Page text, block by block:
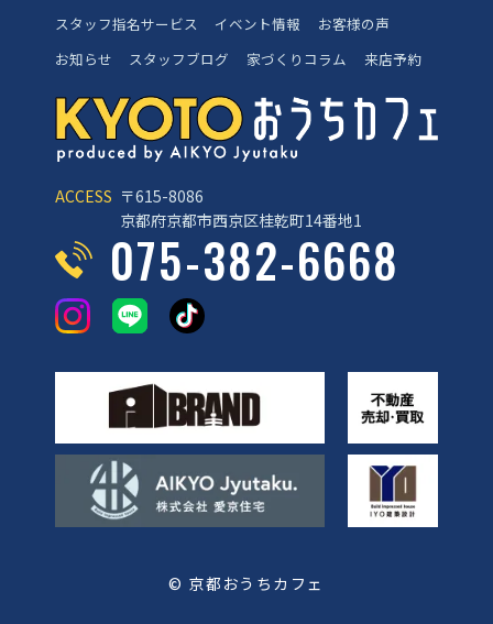
ACCESS 〒615-8086
京都府京都市西京区桂乾町14番地1
075-382-6668
© 京都おうちカフェ
スタッフ指名サービス
イベント情報
お客様の声
お知らせ
スタッフブログ 家づくりコラム 来店予約